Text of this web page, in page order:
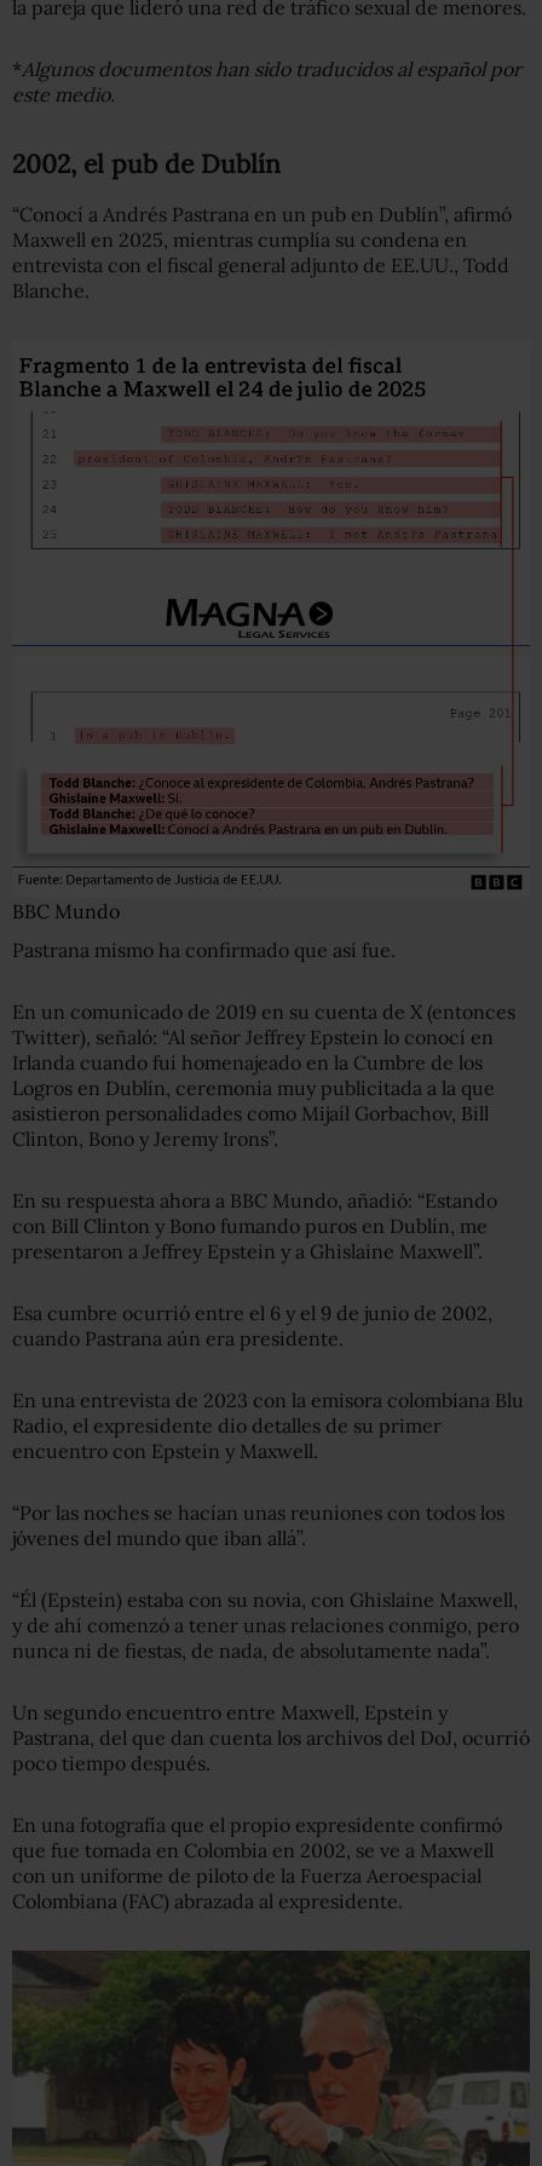
la pareja que lideró una red de tráfico sexual de menores.
*Algunos documentos han sido traducidos al español por
este medio.
2002, el pub de Dublín
“Conocí a Andrés Pastrana en un pub en Dublín”, afirmó
Maxwell en 2025, mientras cumplía su condena en
entrevista con el fiscal general adjunto de EE.UU., Todd
Blanche.
BBC Mundo
Pastrana mismo ha confirmado que así fue.
En un comunicado de 2019 en su cuenta de X (entonces
Twitter), señaló: “Al señor Jeffrey Epstein lo conocí en
Irlanda cuando fui homenajeado en la Cumbre de los
Logros en Dublín, ceremonia muy publicitada a la que
asistieron personalidades como Mijaíl Gorbachov, Bill
Clinton, Bono y Jeremy Irons”.
En su respuesta ahora a BBC Mundo, añadió: “Estando
con Bill Clinton y Bono fumando puros en Dublín, me
presentaron a Jeffrey Epstein y a Ghislaine Maxwell”.
Esa cumbre ocurrió entre el 6 y el 9 de junio de 2002,
cuando Pastrana aún era presidente.
En una entrevista de 2023 con la emisora colombiana Blu
Radio, el expresidente dio detalles de su primer
encuentro con Epstein y Maxwell.
“Por las noches se hacían unas reuniones con todos los
jóvenes del mundo que iban allá”.
“Él (Epstein) estaba con su novia, con Ghislaine Maxwell,
y de ahí comenzó a tener unas relaciones conmigo, pero
nunca ni de fiestas, de nada, de absolutamente nada”.
Un segundo encuentro entre Maxwell, Epstein y
Pastrana, del que dan cuenta los archivos del DoJ, ocurrió
poco tiempo después.
En una fotografía que el propio expresidente confirmó
que fue tomada en Colombia en 2002, se ve a Maxwell
con un uniforme de piloto de la Fuerza Aeroespacial
Colombiana (FAC) abrazada al expresidente.